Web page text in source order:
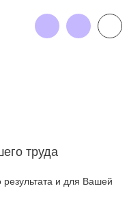
труда
результата и для Вашей